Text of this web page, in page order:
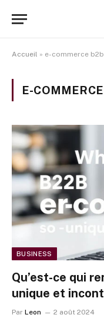
Accueil » e-commerce b2b
E-
BUSINESS
Qu’est-ce qui
unique et
Par Leon 2 août 2024